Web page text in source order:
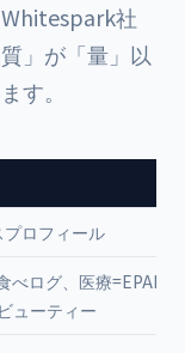
社
」が「量」以
す。
ロフィール
べログ、医療=EPARK
ューティー